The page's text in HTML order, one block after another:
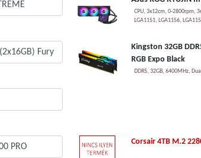
CPU, 3x12cm, 0-2800rpm,
LGA1151, LGA1156,
Kingston 32GB
RGB Expo Black
DDR5, 32GB, 6400MHz,
Corsair 4TB M.2